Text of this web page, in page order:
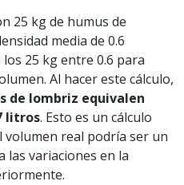
25 kg de humus de
media de 0.6
25 kg entre 0.6 para
Al hacer este cálculo,
de lombriz equivalen
litros. Esto es un cálculo
volumen real podría ser un
las variaciones en la